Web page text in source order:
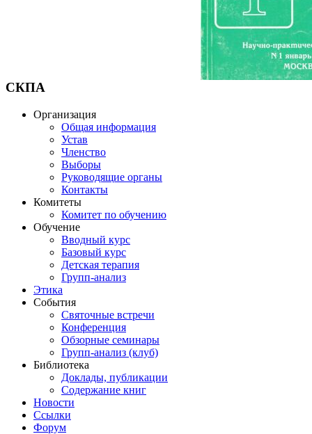
СКПА
Организация
Общая информация
Устав
Членство
Выборы
Руководящие органы
Контакты
Комитеты
Комитет по обучению
Обучение
Вводный курс
Базовый курс
Детская терапия
Групп-анализ
Этика
События
Святочные встречи
Конференция
Обзорные семинары
Групп-анализ (клуб)
Библиотека
Доклады, публикации
Содержание книг
Новости
Cсылки
Форум